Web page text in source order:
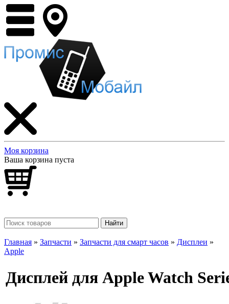
Моя корзина
Ваша корзина пуста
Главная » Запчасти » Запчасти для смарт часов » Дисплеи »
Apple
Дисплей для Apple Watch